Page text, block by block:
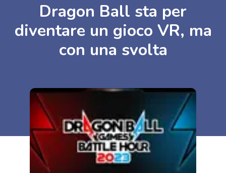
Dragon Ball sta per
diventare un gioco VR, ma
con una svolta